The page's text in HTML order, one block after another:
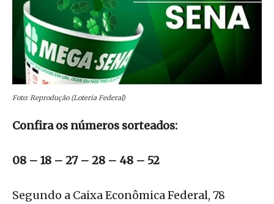
Foto: Reprodução (Loteria Federal)
Confira os números sorteados:
08 – 18 – 27 – 28 – 48 – 52
Segundo a Caixa Econômica Federal, 78